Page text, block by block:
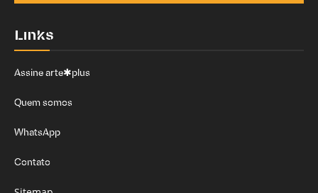
Links
Assine arte✱plus
Quem somos
WhatsApp
Contato